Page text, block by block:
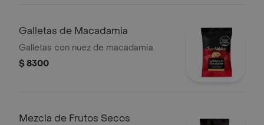
Galletas de Macadamia
Galletas con nuez de macadamia.
$ 8300
Mezcla de Frutos Secos